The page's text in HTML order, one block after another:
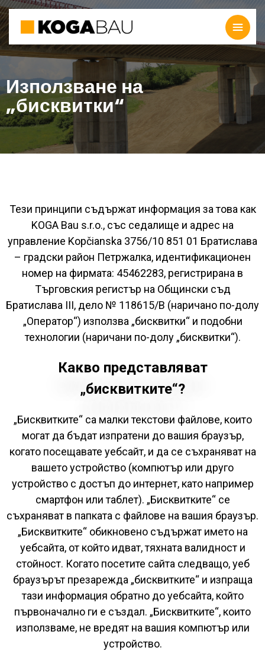
Използване на
„бисквитки“
Тези принципи съдържат информация за това как
KOGA Bau s.r.o., със седалище и адрес на
управление Kopčianska 3756/10 851 01 Братислава
– градски район Петржалка, идентификационен
номер на фирмата: 45462283, регистрирана в
Търговския регистър на Общински съд
Братислава III, дело № 118615/B (наричано по-долу
„Оператор“) използва „бисквитки“ и подобни
технологии (наричани по-долу „бисквитки“).
Какво представляват
„бисквитките“?
„Бисквитките“ са малки текстови файлове, които
могат да бъдат изпратени до вашия браузър,
когато посещавате уебсайт, и да се съхраняват на
вашето устройство (компютър или друго
устройство с достъп до интернет, като например
смартфон или таблет). „Бисквитките“ се
съхраняват в папката с файлове на вашия браузър.
„Бисквитките“ обикновено съдържат името на
уебсайта, от който идват, тяхната валидност и
стойност. Когато посетите сайта следващо, уеб
браузърът презарежда „бисквитките“ и изпраща
тази информация обратно до уебсайта, който
първоначално ги е създал. „Бисквитките“, които
използваме, не вредят на вашия компютър или
устройство.